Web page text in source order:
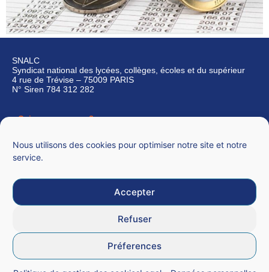
Nous utilisons des cookies pour optimiser notre site et notre
service.
Accepter
Refuser
Préferences
SNALC
Syndicat national des lycées, collèges, écoles et du supérieur
4 rue de Trévise – 75009 PARIS
N° Siren 784 312 282
Qui sommes-nous ?
CGU